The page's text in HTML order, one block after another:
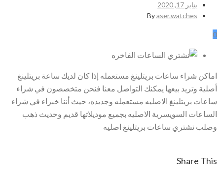
يناير 17, 2020
Byaser.watches
0
اماكن شراء ساعات بريتلينغ مستعمله إذا كان لديك ساعة بريتلينغ
أصلية وتريد بيعها يمكنك التواصل معنا فنحن متخصصون في شراء
ساعات بريتلينغ الاصليه مستعمله وجديده، حيث أننا خبراء في شراء
الساعات السويسرية الاصليه بجميع موديلاتها قديم وحديث ذهب
وصلب نشتري ساعات بريتلينغ اصليه
Share This